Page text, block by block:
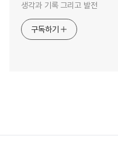
생각과 기록 그리고 발전
구독하기